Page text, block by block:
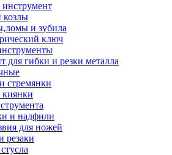
козлы
и зубила
ключ
для гибки и резки металла
стремянки
и надфили
для ножей